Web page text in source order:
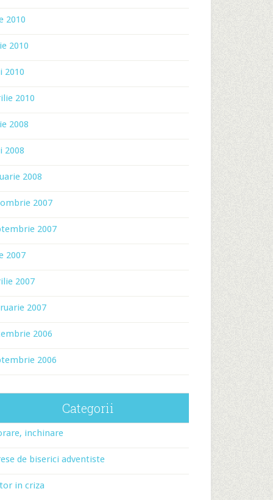
2010
2010
2010
2010
2008
2008
2008
2007
2007
2007
2007
2007
2006
2006
Categorii
inchinare
de biserici adventiste
in criza